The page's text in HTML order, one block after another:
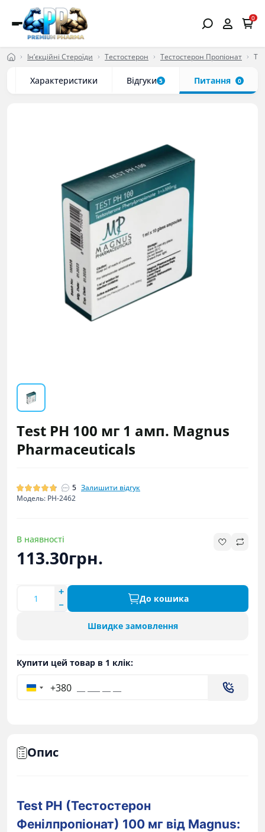
0
Ін’єкційні Стероїди Тестостерон Тестостерон Пропіонат
Характеристики Відгуки 5 Питання 0
Test PH 100 мг 1 амп. Magnus
Pharmaceuticals
5 Залишити відгук
Модель: PH-2462
В наявності
113.30грн.
До кошика
Швидке замовлення
Купити цей товар в 1 клік:
+380
Опис
Test PH (Тестостерон
Фенілпропіонат) 100 мг від Magnus: